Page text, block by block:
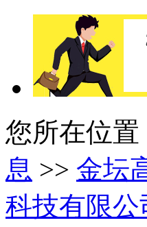
您所在位置
息 >> 金坛
科技有限公